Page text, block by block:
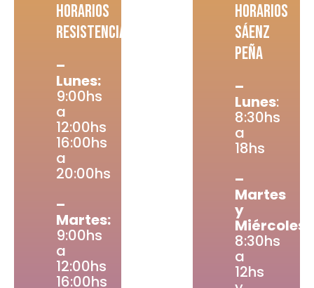
HORARIOS
Resistencia
–
Lunes:
9:00hs
a
12:00hs
16:00hs
a
20:00hs
–
Martes:
9:00hs
a
12:00hs
16:00hs
HORARIOS
Sáenz
Peña
–
Lunes:
8:30hs
a
18hs
–
Martes
y
Miércoles:
8:30hs
a
12hs